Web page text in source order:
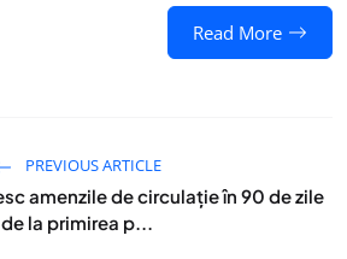
Read More
PREVIOUS ARTICLE
amenzile de circulație în 90 de zile
de la primirea p...